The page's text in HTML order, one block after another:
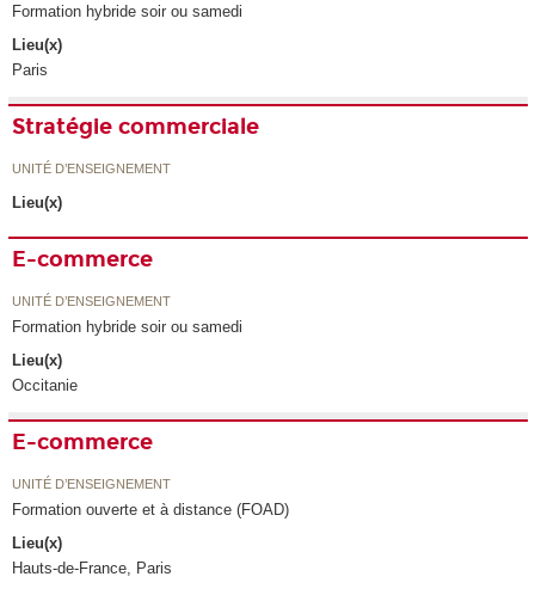
Formation hybride soir ou samedi
Lieu(x)
Paris
Stratégie commerciale
UNITÉ D’ENSEIGNEMENT
Lieu(x)
E-commerce
UNITÉ D’ENSEIGNEMENT
Formation hybride soir ou samedi
Lieu(x)
Occitanie
E-commerce
UNITÉ D’ENSEIGNEMENT
Formation ouverte et à distance (FOAD)
Lieu(x)
Hauts-de-France, Paris